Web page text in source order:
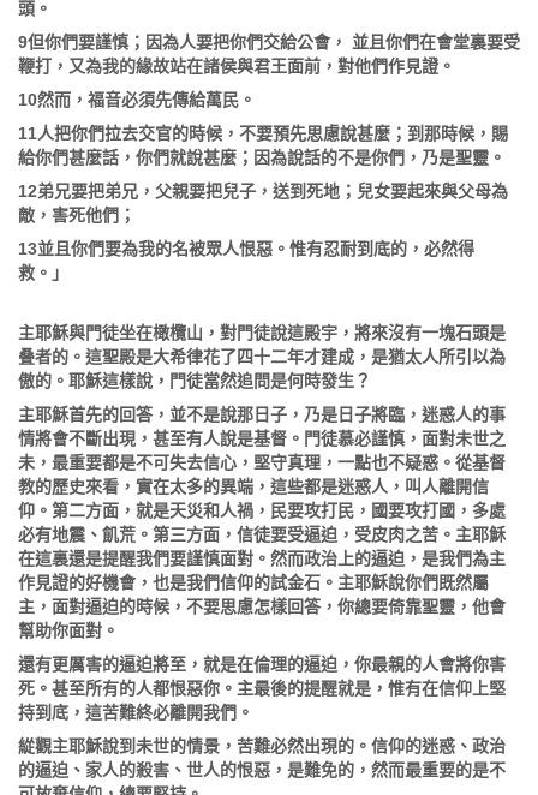
頭。
9但你們要謹慎；因為人要把你們交給公會，
並且你們在會堂裏要受
鞭打，又為我的緣故站在諸侯與君王面前，對他們作見證。
10然而，福音必須先傳給萬民。
11人把你們拉去交官的時候，不要預先思慮說甚麼；到那時候，賜
給你們甚麼話，你們就說甚麼；因為說話的不是你們，乃是聖靈。
12弟兄要把弟兄，父親要把兒子，送到死地；兒女要起來與父母為
敵，害死他們；
13並且你們要為我的名被眾人恨惡。惟有忍耐到底的，必然得
救。」
主耶穌與門徒坐在橄欖山，對門徒說這殿宇，將來沒有一塊石頭是
叠者的。這聖殿是大希律花了四十二年才建成，是猶太人所引以為
傲的。耶穌這樣說，門徒當然追問是何時發生？
主耶穌首先的回答，並不是說那日子，乃是日子將臨，迷惑人的事
情將會不斷出現，甚至有人說是基督。門徒慕必謹慎，面對未世之
未，最重要都是不可失去信心，堅守真理，一點也不疑惑。從基督
教的歷史來看，實在太多的異端，這些都是迷惑人，叫人離開信
仰。第二方面，就是天災和人禍，民要攻打民，國要攻打國，多處
必有地震、飢荒。第三方面，信徒要受逼迫，受皮肉之苦。主耶穌
在這裏還是提醒我們要謹慎面對。然而政治上的逼迫，是我們為主
作見證的好機會，也是我們信仰的試金石。主耶穌說你們既然屬
主，面對逼迫的時候，不要思慮怎樣回答，你總要倚靠聖靈，他會
幫助你面對。
還有更厲害的逼迫將至，就是在倫理的逼迫，你最親的人會將你害
死。甚至所有的人都恨惡你。主最後的提醒就是，惟有在信仰上堅
持到底，這苦難終必離開我們。
緃觀主耶穌說到未世的情景，苦難必然出現的。信仰的迷惑、政治
的逼迫、家人的殺害、世人的恨惡，是難免的，然而最重要的是不